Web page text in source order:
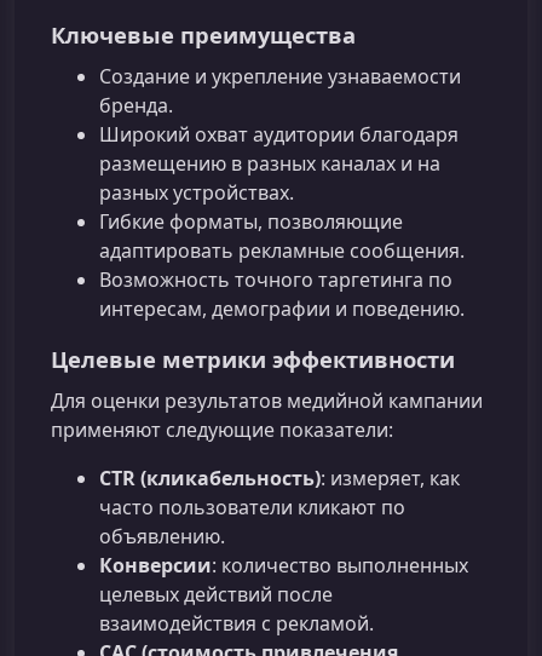
Ключевые преимущества
Создание и укрепление узнаваемости
бренда.
Широкий охват аудитории благодаря
размещению в разных каналах и на
разных устройствах.
Гибкие форматы, позволяющие
адаптировать рекламные сообщения.
Возможность точного таргетинга по
интересам, демографии и поведению.
Целевые метрики эффективности
Для оценки результатов медийной кампании
применяют следующие показатели:
CTR (кликабельность): измеряет, как
часто пользователи кликают по
объявлению.
Конверсии: количество выполненных
целевых действий после
взаимодействия с рекламой.